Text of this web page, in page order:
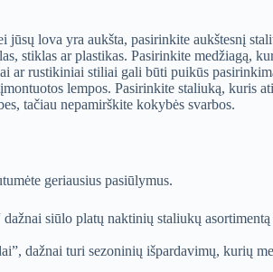
lova yra aukšta, pasirinkite aukštesnį
stiklas ar plastikas. Pasirinkite medžiagą,
rustikiniai stiliai gali būti puikūs
lempos. Pasirinkite staliuką, kuris
tačiau nepamirškite kokybės svarbos.
geriausius pasiūlymus.
siūlo platų naktinių staliukų
dažnai turi sezoninių išpardavimų, kurių